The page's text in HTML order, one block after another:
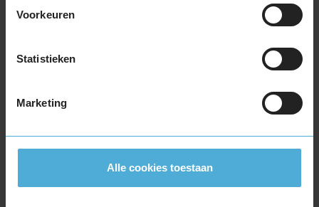
Voorkeuren
Statistieken
Marketing
Alle cookies toestaan
215/50R17 95V EXTRALOAD
215/55R17 94V